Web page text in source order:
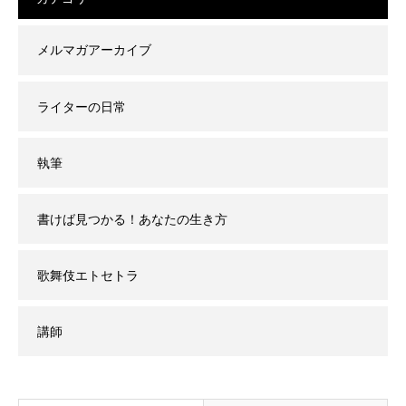
メルマガアーカイブ
ライターの日常
執筆
書けば見つかる！あなたの生き方
歌舞伎エトセトラ
講師